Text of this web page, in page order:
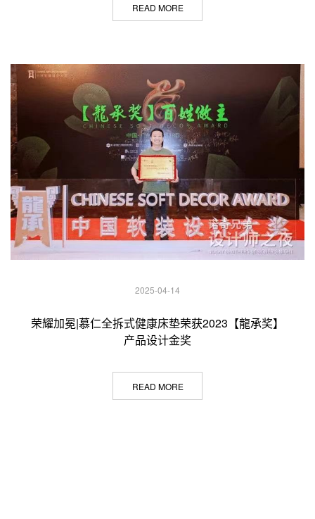
READ MORE
2025-04-14
荣耀加冕|慕仁全拆式健康床垫荣获2023【龍承奖】
产品设计金奖
READ MORE